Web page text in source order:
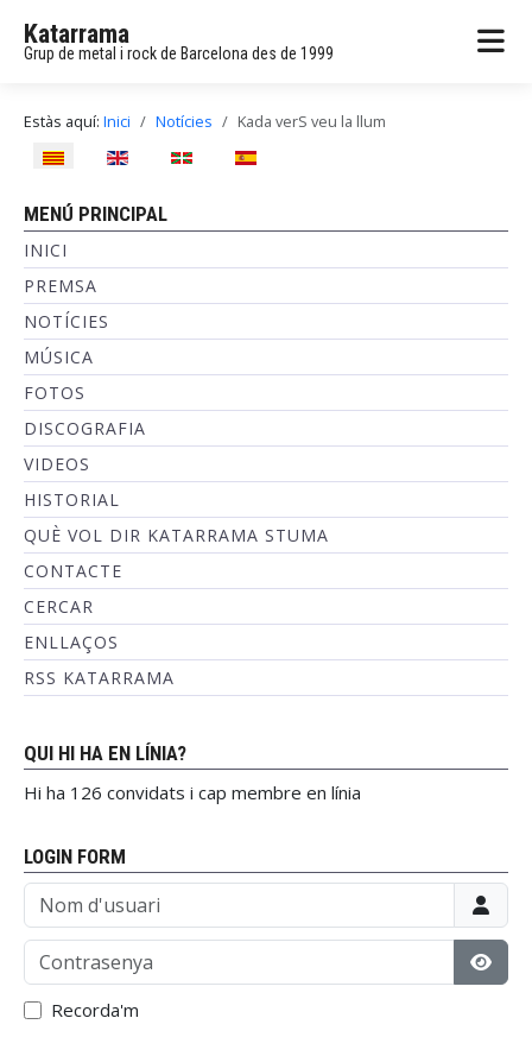
Katarrama
Grup de metal i rock de Barcelona des de 1999
Estàs aquí: Inici Notícies Kada verS veu la llum
Seleccioni el seu idioma
MENÚ PRINCIPAL
INICI
PREMSA
NOTÍCIES
MÚSICA
FOTOS
DISCOGRAFIA
VIDEOS
HISTORIAL
QUÈ VOL DIR KATARRAMA STUMA
CONTACTE
CERCAR
ENLLAÇOS
RSS KATARRAMA
QUI HI HA EN LÍNIA?
Hi ha 126 convidats i cap membre en línia
LOGIN FORM
Nom d'usuari
Contrasenya
Recorda'm